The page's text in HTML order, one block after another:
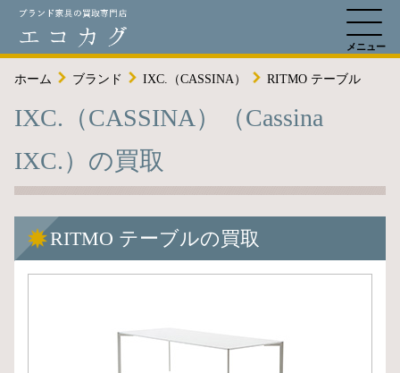
ホーム ブランド IXC.（CASSINA） RITMO テーブル
IXC.（CASSINA）（Cassina
IXC.）の買取
RITMO テーブルの買取